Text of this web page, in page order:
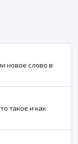
новое слово в
такое и как